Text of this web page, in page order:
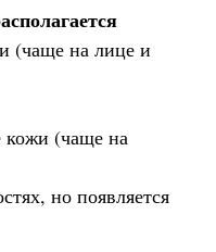
(чаще на лице и
кожи (чаще на
но появляется